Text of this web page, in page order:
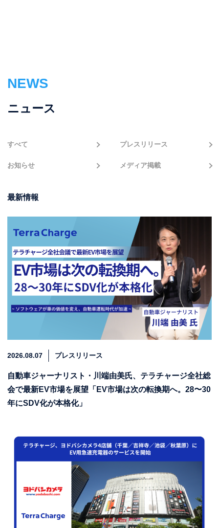
NEWS
ニュース
すべて プレスリリース
お知らせ メディア掲載
最新情報
2026.08.07 プレスリリース
自動車ジャーナリスト・川端由美氏、テラチャージ全社総
会で最新EV市場を展望「EV市場は次の転換期へ。28〜30
年にSDV化が本格化」